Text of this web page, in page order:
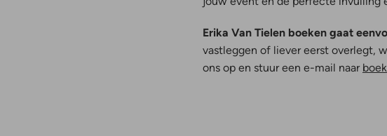
Erika Van Tielen boeken gaat
vastleggen of liever eerst overlegt,
ons op en stuur een e-mail naar